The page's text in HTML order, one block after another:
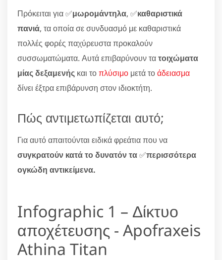
Πρόκειται για ✅μωρομάντηλα, ✅καθαριστικά
πανιά, τα οποία σε συνδυασμό με καθαριστικά
πολλές φορές παχύρευστα προκαλούν
συσσωματώματα. Αυτά επιβαρύνουν τατοιχώματα
μίας δεξαμενής και τοπλύσιμο μετά τοάδειασμα
δίνει έξτρα επιβάρυνση στον ιδιοκτήτη.
Πώς αντιμετωπίζεται αυτό;
Για αυτό απαιτούνται ειδικά φρεάτια που να
συγκρατούν κατά το δυνατόν τα✅περισσότερα
ογκώδη αντικείμενα.
Infographic 1 – Δίκτυο
αποχέτευσης - Apofraxeis
Athina Titan